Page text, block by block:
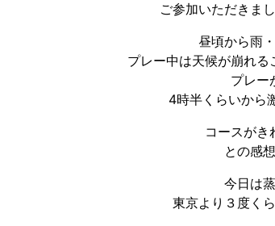
ご参加いただきま
昼頃から雨
プレー中は天候が崩れ
プレー
4時半くらいから
コースがき
との感
今日は
東京より３度く